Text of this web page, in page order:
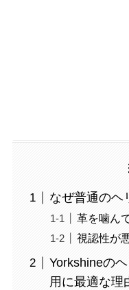
なぜ普通のヘ
革を噛ん
視認性が
Yorkshineの
用に最適な理